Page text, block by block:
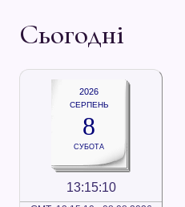
Сьогодні